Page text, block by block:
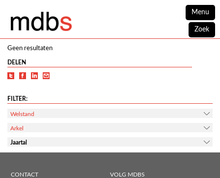
Menu
Zoek
Geen resultaten
DELEN
FILTER:
Welstand
Arkel
Jaartal
CONTACT VOLG MDBS